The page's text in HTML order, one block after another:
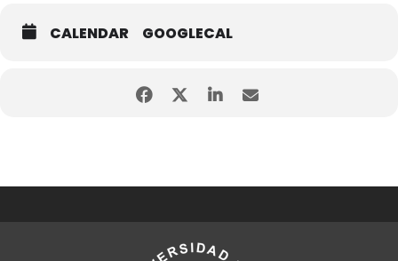
CALENDAR GOOGLECAL